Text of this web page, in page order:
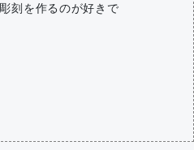
刻を作るのが好きで